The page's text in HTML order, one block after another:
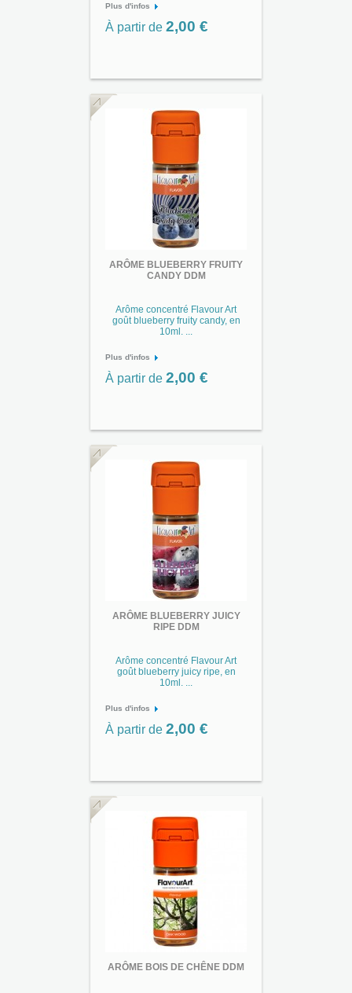
Plus d'infos
À partir de 2,00 €
ARÔME BLUEBERRY FRUITY
CANDY DDM
Arôme concentré Flavour Art
goût blueberry fruity candy, en
10ml. ...
Plus d'infos
À partir de 2,00 €
ARÔME BLUEBERRY JUICY
RIPE DDM
Arôme concentré Flavour Art
goût blueberry juicy ripe, en
10ml. ...
Plus d'infos
À partir de 2,00 €
ARÔME BOIS DE CHÊNE DDM